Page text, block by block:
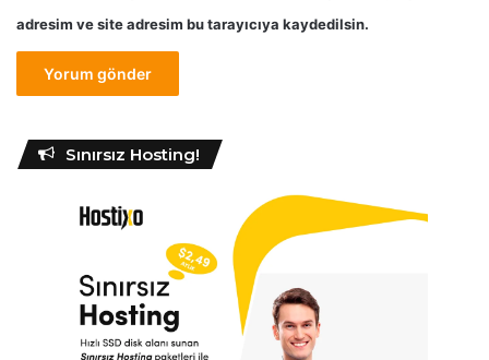
adresim ve site adresim bu tarayıcıya kaydedilsin.
Sınırsız Hosting!